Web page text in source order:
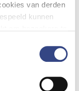
van derden
kunnen
zijn voor de
urgentie en de
zijn